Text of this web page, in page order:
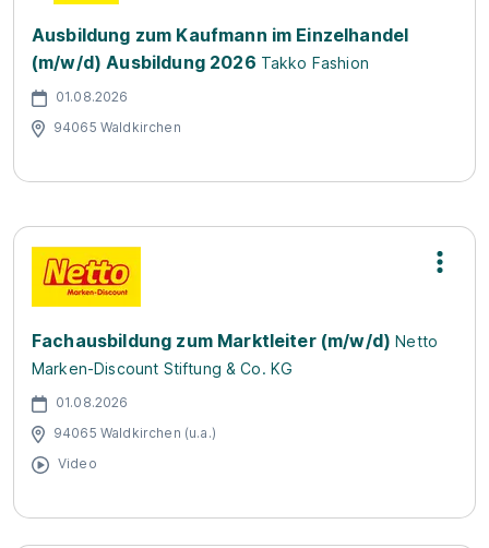
Ausbildung zum Kaufmann im Einzelhandel
(m/w/d) Ausbildung 2026 Takko Fashion
01.08.2026
94065 Waldkirchen
Fachausbildung zum Marktleiter (m/w/d) Netto
Marken-Discount Stiftung & Co. KG
01.08.2026
94065 Waldkirchen (u.a.)
Video